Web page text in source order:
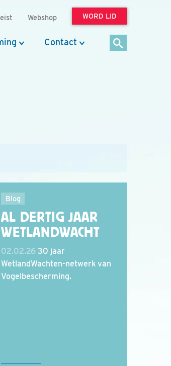
Webshop WORD LID
Contact
Blog
AL DERTIG JAAR
WETLANDWACHT
02.02.26 30 jaar
WetlandWachten-netwerk van
Vogelbescherming.